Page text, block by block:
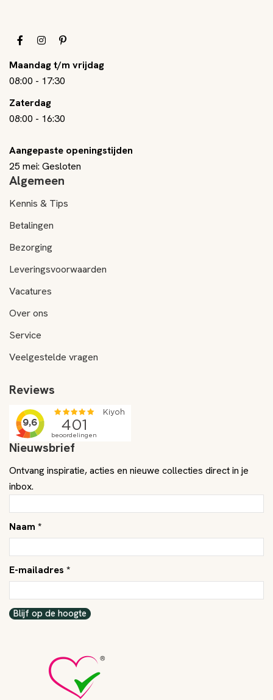
Maandag t/m vrijdag
08:00 - 17:30
Zaterdag
08:00 - 16:30
Aangepaste openingstijden
25 mei: Gesloten
Algemeen
Kennis & Tips
Betalingen
Bezorging
Leveringsvoorwaarden
Vacatures
Over ons
Service
Veelgestelde vragen
Reviews
Nieuwsbrief
Ontvang inspiratie, acties en nieuwe collecties direct in je
inbox.
Naam *
E-mailadres *
Blijf op de hoogte